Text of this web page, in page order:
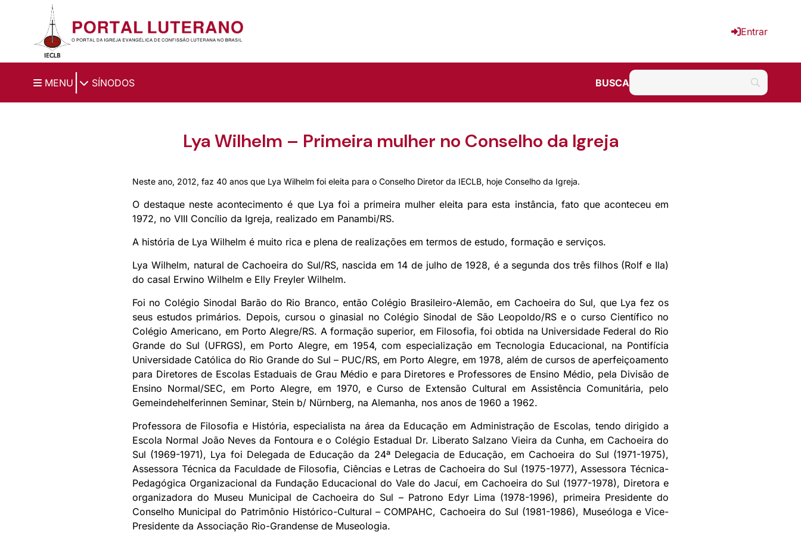
Ir para o conteúdo principal
Entrar
MENU SÍNODOS BUSCA
Lya Wilhelm – Primeira mulher no Conselho da Igreja
Neste ano, 2012, faz 40 anos que Lya Wilhelm foi eleita para o Conselho Diretor da IECLB, hoje Conselho da Igreja.
O destaque neste acontecimento é que Lya foi a primeira mulher eleita para esta instância, fato que aconteceu em
1972, no VIII Concílio da Igreja, realizado em Panambi/RS.
A história de Lya Wilhelm é muito rica e plena de realizações em termos de estudo, formação e serviços.
Lya Wilhelm, natural de Cachoeira do Sul/RS, nascida em 14 de julho de 1928, é a segunda dos três filhos (Rolf e Ila)
do casal Erwino Wilhelm e Elly Freyler Wilhelm.
Foi no Colégio Sinodal Barão do Rio Branco, então Colégio Brasileiro-Alemão, em Cachoeira do Sul, que Lya fez os
seus estudos primários. Depois, cursou o ginasial no Colégio Sinodal de São Leopoldo/RS e o curso Científico no
Colégio Americano, em Porto Alegre/RS. A formação superior, em Filosofia, foi obtida na Universidade Federal do Rio
Grande do Sul (UFRGS), em Porto Alegre, em 1954, com especialização em Tecnologia Educacional, na Pontifícia
Universidade Católica do Rio Grande do Sul – PUC/RS, em Porto Alegre, em 1978, além de cursos de aperfeiçoamento
para Diretores de Escolas Estaduais de Grau Médio e para Diretores e Professores de Ensino Médio, pela Divisão de
Ensino Normal/SEC, em Porto Alegre, em 1970, e Curso de Extensão Cultural em Assistência Comunitária, pelo
Gemeindehelferinnen Seminar, Stein b/ Nürnberg, na Alemanha, nos anos de 1960 a 1962.
Professora de Filosofia e História, especialista na área da Educação em Administração de Escolas, tendo dirigido a
Escola Normal João Neves da Fontoura e o Colégio Estadual Dr. Liberato Salzano Vieira da Cunha, em Cachoeira do
Sul (1969-1971), Lya foi Delegada de Educação da 24ª Delegacia de Educação, em Cachoeira do Sul (1971-1975),
Assessora Técnica da Faculdade de Filosofia, Ciências e Letras de Cachoeira do Sul (1975-1977), Assessora Técnica-
Pedagógica Organizacional da Fundação Educacional do Vale do Jacuí, em Cachoeira do Sul (1977-1978), Diretora e
organizadora do Museu Municipal de Cachoeira do Sul – Patrono Edyr Lima (1978-1996), primeira Presidente do
Conselho Municipal do Patrimônio Histórico-Cultural – COMPAHC, Cachoeira do Sul (1981-1986), Museóloga e Vice-
Presidente da Associação Rio-Grandense de Museologia.